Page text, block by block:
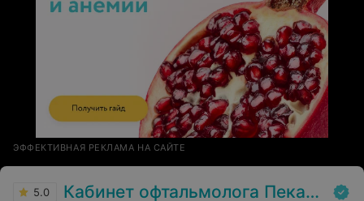
ЭФФЕКТИВНАЯ РЕКЛАМА НА САЙТЕ
5.0 Кабинет офтальмолога Пекарской И. В.